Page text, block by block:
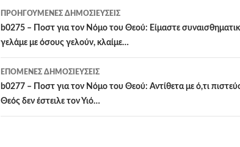
Πλοήγηση
άρθρων
ΠΡΟΗΓΟΎΜΕΝΕΣ ΔΗΜΟΣΙΕΎΣΕΙΣ
b0275 – Ποστ για τον Νόμο του Θεού: Είμαστε
γελάμε με όσους γελούν, κλαίμε…
ΕΠΌΜΕΝΕΣ ΔΗΜΟΣΙΕΎΣΕΙΣ
b0277 – Ποστ για τον Νόμο του Θεού: Αντίθετα με ό,τι
Θεός δεν έστειλε τον Υιό…